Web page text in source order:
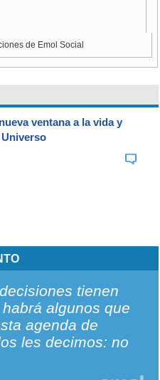
de Emol Social
ventana a la vida y
tienen
algunos que
agenda de
les decimos: no